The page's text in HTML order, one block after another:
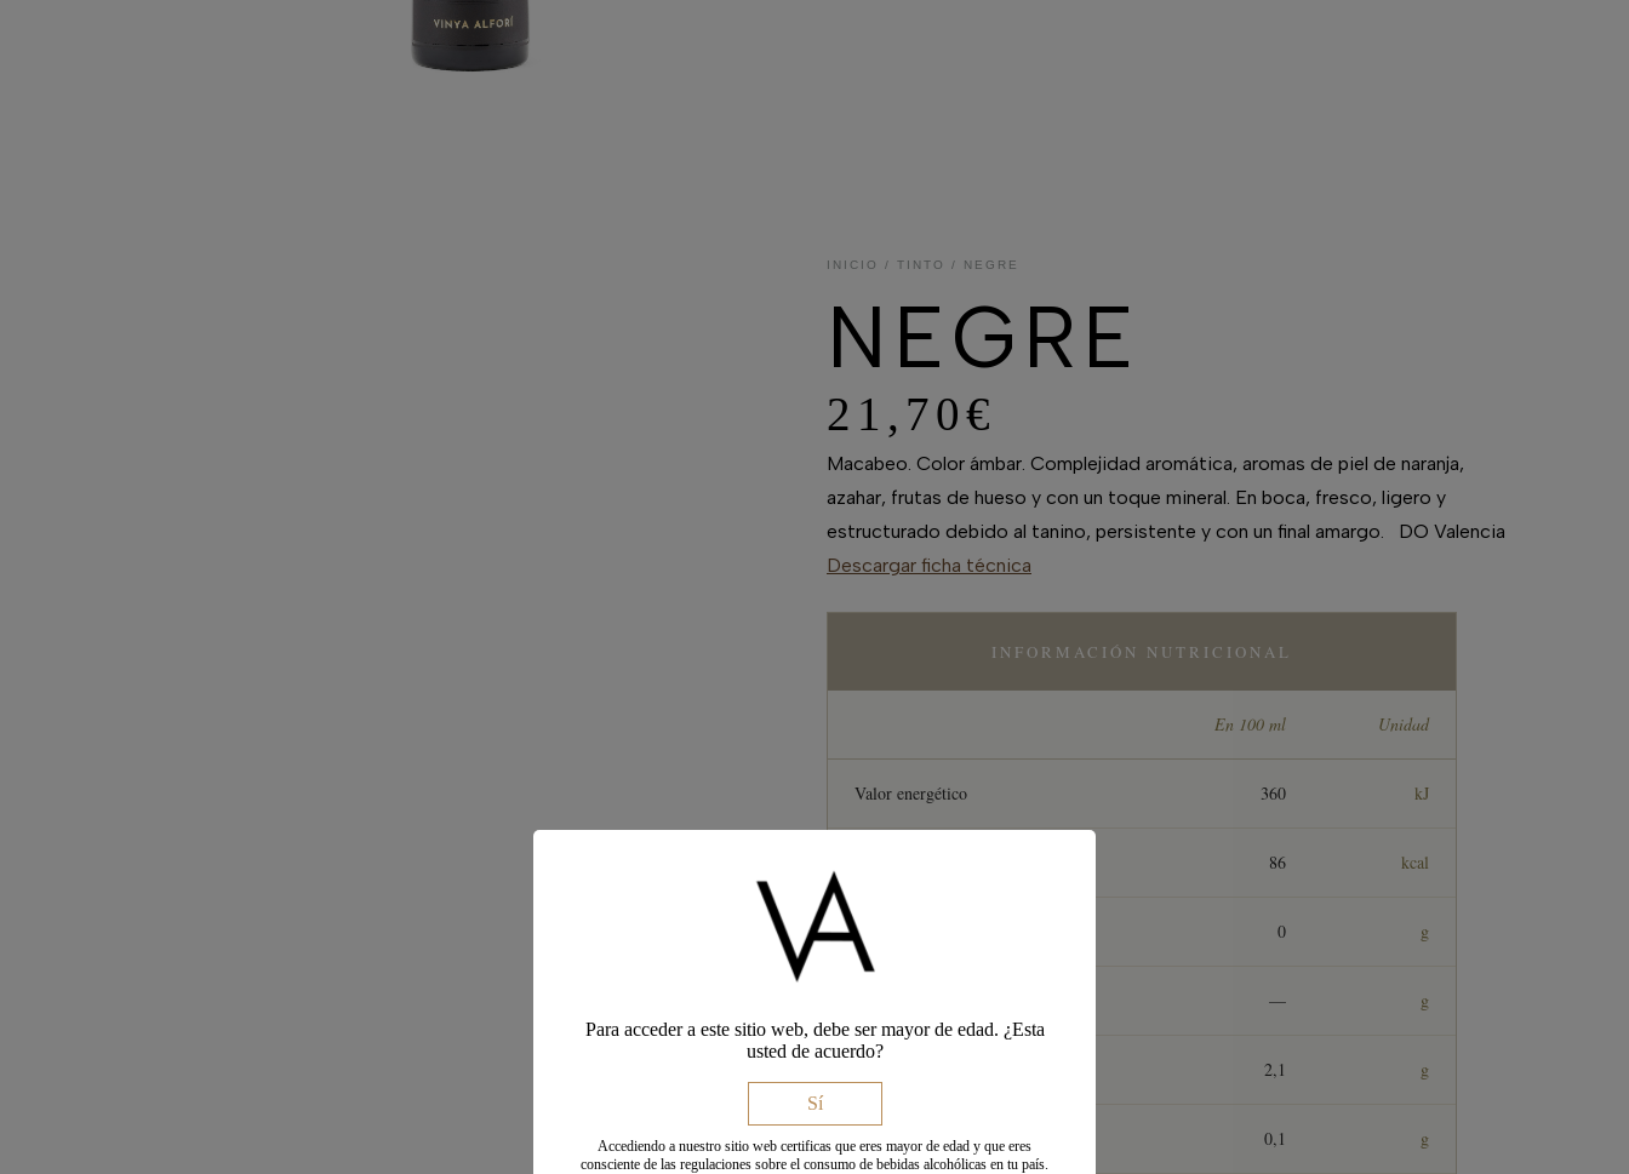
INICIO / TINTO / NEGRE
NEGRE
21,70€
Macabeo. Color ámbar. Complejidad aromática, aromas de piel de naranja,
azahar, frutas de hueso y con un toque mineral. En boca, fresco, ligero y
estructurado debido al tanino, persistente y con un final amargo. DO Valencia
Descargar ficha técnica
INFORMACIÓN NUTRICIONAL
En 100 ml Unidad
Valor energético 360 kJ
86 kcal
Grasas 0 g
— g
2,1 g
de los cuales azúcares 0,1 g
Para acceder a este sitio web, debe ser mayor de edad. ¿Esta
usted de acuerdo?
Sí
Accediendo a nuestro sitio web certificas que eres mayor de edad y que eres
consciente de las regulaciones sobre el consumo de bebidas alcohólicas en tu país.